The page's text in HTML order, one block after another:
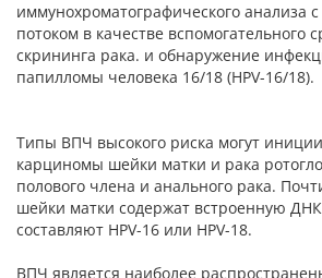
иммунохроматографического анализа
потоком в качестве вспомогательного
скрининга рака. и обнаружение
папилломы человека 16/18 (HPV-16/18).
Типы ВПЧ высокого риска могут
карциномы шейки матки и рака
полового члена и анального рака.
шейки матки содержат встроенную
составляют HPV-16 или HPV-18.
ВПЧ является наиболее